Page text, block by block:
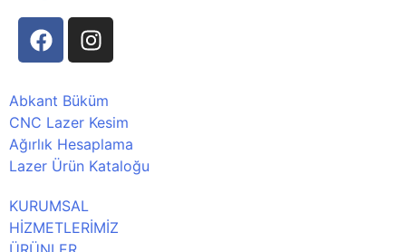
Abkant Büküm
CNC Lazer Kesim
Ağırlık Hesaplama
Lazer Ürün Kataloğu
KURUMSAL
HİZMETLERİMİZ